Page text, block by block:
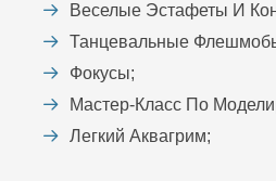
Веселые Эстафеты И
Танцевальные
Фокусы;
Мастер-Класс По
Легкий Аквагрим;